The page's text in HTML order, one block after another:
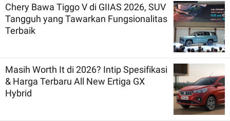
Chery Bawa Tiggo V di GIIAS 2026, SUV
Tangguh yang Tawarkan Fungsionalitas
Terbaik
Masih Worth It di 2026? Intip Spesifikasi
& Harga Terbaru All New Ertiga GX
Hybrid